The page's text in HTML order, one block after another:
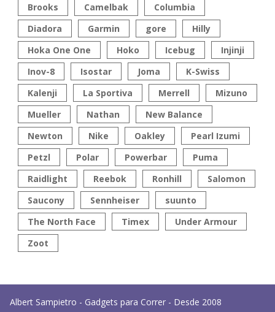
Brooks
Camelbak
Columbia
Diadora
Garmin gore
Hilly
Hoka One One
Hoko Icebug
Injinji
Inov-8
Isostar Joma
K-Swiss
Kalenji
La Sportiva Merrell
Mizuno
Mueller
Nathan
New Balance
Newton
Nike Oakley
Pearl Izumi
Petzl
Polar Powerbar
Puma
Raidlight
Reebok Ronhill
Salomon
Saucony
Sennheiser
suunto
The North Face
Timex
Under Armour
Zoot
Albert Sampietro - Gadgets para Correr - Desde 2008